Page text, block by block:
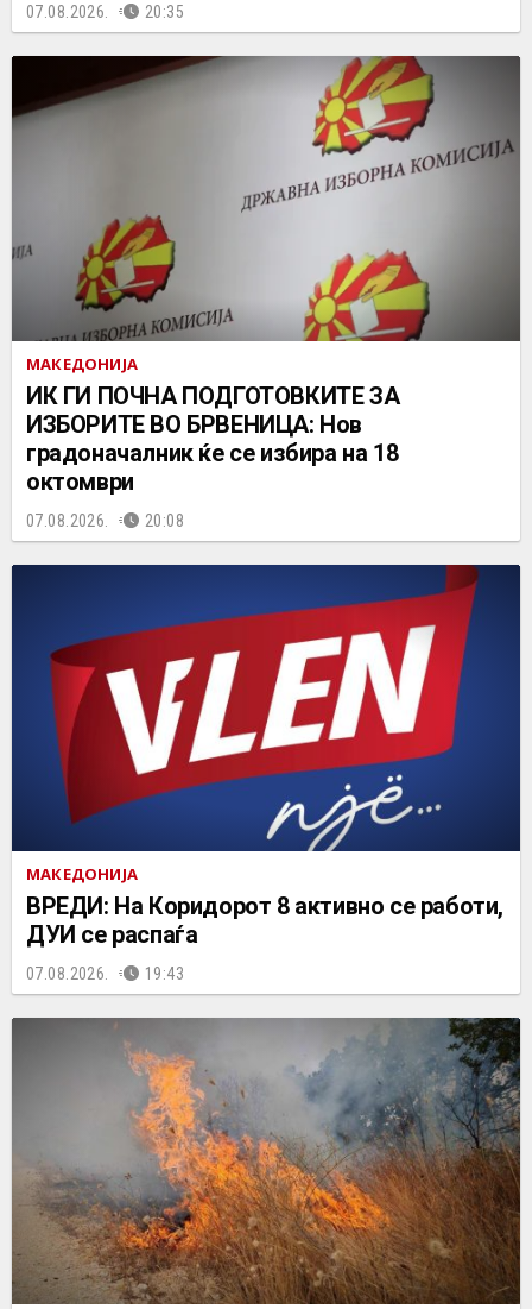
07.08.2026. 20:35
МАКЕДОНИЈА
ИК ГИ ПОЧНА ПОДГОТОВКИТЕ ЗА
ИЗБОРИТЕ ВО БРВЕНИЦА: Нов
градоначалник ќе се избира на 18
октомври
07.08.2026. 20:08
МАКЕДОНИЈА
ВРЕДИ: На Коридорот 8 активно се работи,
ДУИ се распаѓа
07.08.2026. 19:43